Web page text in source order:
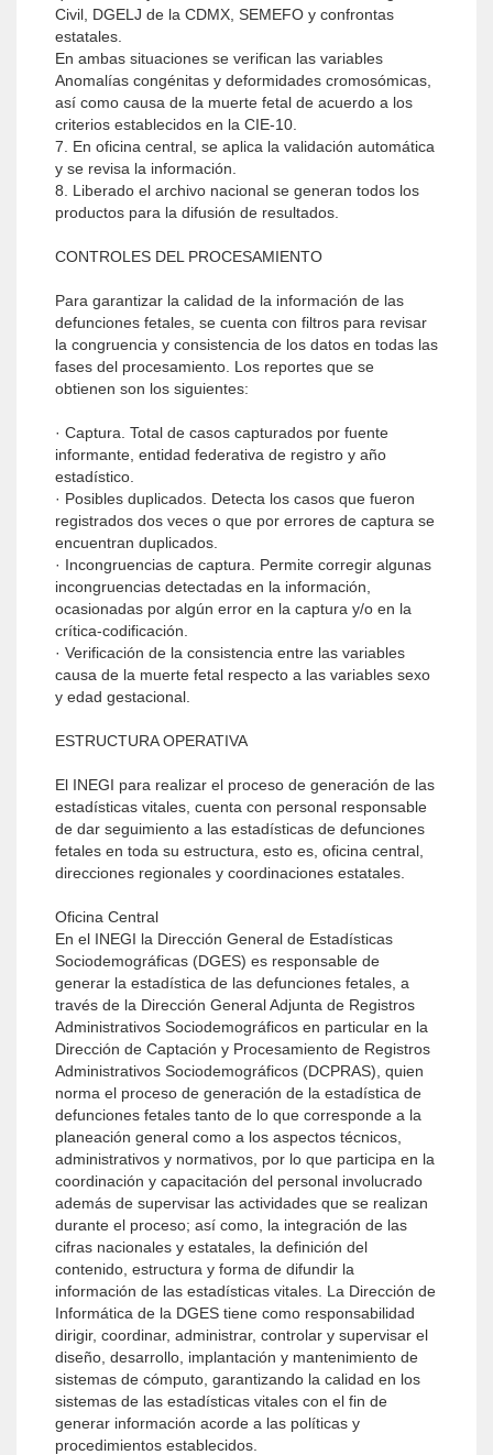
Civil, DGELJ de la CDMX, SEMEFO y confrontas
estatales.
En ambas situaciones se verifican las variables
Anomalías congénitas y deformidades cromosómicas,
así como causa de la muerte fetal de acuerdo a los
criterios establecidos en la CIE-10.
7. En oficina central, se aplica la validación automática
y se revisa la información.
8. Liberado el archivo nacional se generan todos los
productos para la difusión de resultados.
CONTROLES DEL PROCESAMIENTO
Para garantizar la calidad de la información de las
defunciones fetales, se cuenta con filtros para revisar
la congruencia y consistencia de los datos en todas las
fases del procesamiento. Los reportes que se
obtienen son los siguientes:
· Captura. Total de casos capturados por fuente
informante, entidad federativa de registro y año
estadístico.
· Posibles duplicados. Detecta los casos que fueron
registrados dos veces o que por errores de captura se
encuentran duplicados.
· Incongruencias de captura. Permite corregir algunas
incongruencias detectadas en la información,
ocasionadas por algún error en la captura y/o en la
crítica-codificación.
· Verificación de la consistencia entre las variables
causa de la muerte fetal respecto a las variables sexo
y edad gestacional.
ESTRUCTURA OPERATIVA
El INEGI para realizar el proceso de generación de las
estadísticas vitales, cuenta con personal responsable
de dar seguimiento a las estadísticas de defunciones
fetales en toda su estructura, esto es, oficina central,
direcciones regionales y coordinaciones estatales.
Oficina Central
En el INEGI la Dirección General de Estadísticas
Sociodemográficas (DGES) es responsable de
generar la estadística de las defunciones fetales, a
través de la Dirección General Adjunta de Registros
Administrativos Sociodemográficos en particular en la
Dirección de Captación y Procesamiento de Registros
Administrativos Sociodemográficos (DCPRAS), quien
norma el proceso de generación de la estadística de
defunciones fetales tanto de lo que corresponde a la
planeación general como a los aspectos técnicos,
administrativos y normativos, por lo que participa en la
coordinación y capacitación del personal involucrado
además de supervisar las actividades que se realizan
durante el proceso; así como, la integración de las
cifras nacionales y estatales, la definición del
contenido, estructura y forma de difundir la
información de las estadísticas vitales. La Dirección de
Informática de la DGES tiene como responsabilidad
dirigir, coordinar, administrar, controlar y supervisar el
diseño, desarrollo, implantación y mantenimiento de
sistemas de cómputo, garantizando la calidad en los
sistemas de las estadísticas vitales con el fin de
generar información acorde a las políticas y
procedimientos establecidos.